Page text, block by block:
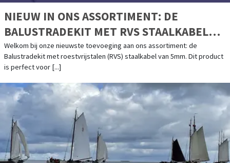
NIEUW IN ONS ASSORTIMENT: DE
BALUSTRADEKIT MET RVS STAALKABEL
VAN 5MM
Welkom bij onze nieuwste toevoeging aan ons assortiment: de
Balustradekit met roestvrijstalen (RVS) staalkabel van 5mm. Dit product
is perfect voor [...]